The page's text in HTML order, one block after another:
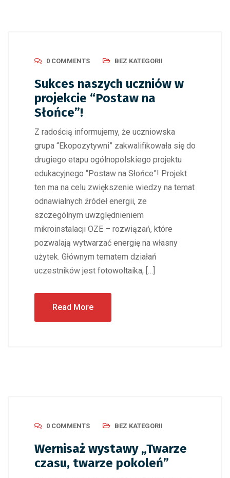
0 COMMENTS BEZ KATEGORII
Sukces naszych uczniów w
projekcie “Postaw na
Słońce”!
Z radością informujemy, że uczniowska
grupa “Ekopozytywni” zakwalifikowała się do
drugiego etapu ogólnopolskiego projektu
edukacyjnego “Postaw na Słońce”! Projekt
ten ma na celu zwiększenie wiedzy na temat
odnawialnych źródeł energii, ze
szczególnym uwzględnieniem
mikroinstalacji OZE – rozwiązań, które
pozwalają wytwarzać energię na własny
użytek. Głównym tematem działań
uczestników jest fotowoltaika, […]
Read More
0 COMMENTS BEZ KATEGORII
Wernisaż wystawy „Twarze
czasu, twarze pokoleń”